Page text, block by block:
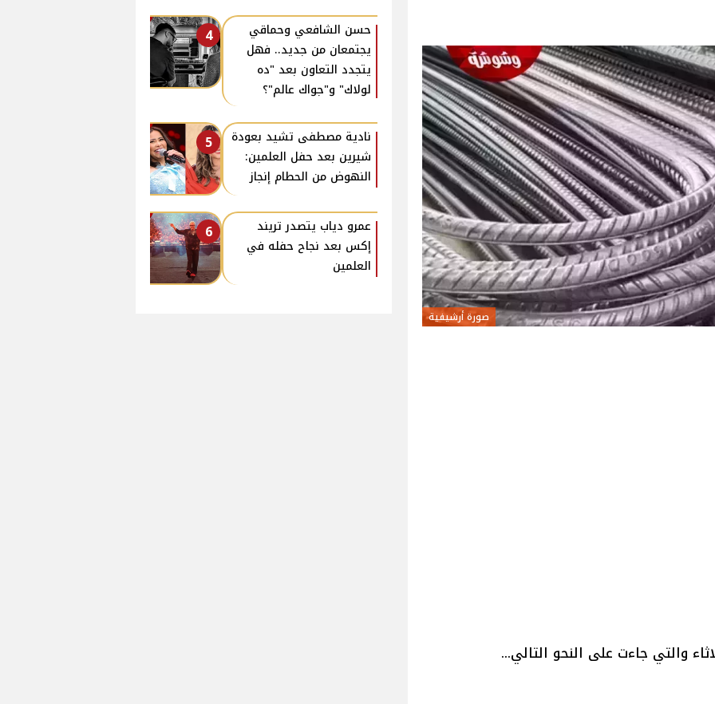
صورة أرشيفية
والتي جاءت على النحو التالي...
4
حسن الشافعي وحماقي
يجتمعان من جديد.. فهل
يتجدد التعاون بعد "ده
لولاك" و"جواك عالم"؟
5
نادية مصطفى تشيد بعودة
شيرين بعد حفل العلمين:
النهوض من الحطام إنجاز
6
عمرو دياب يتصدر تريند
إكس بعد نجاح حفله في
العلمين